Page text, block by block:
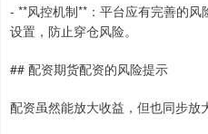
- **风控机制**：平台应有完善的
设置，防止穿仓风险。
## 配资期货配资的风险提示
配资虽然能放大收益，但也同步放